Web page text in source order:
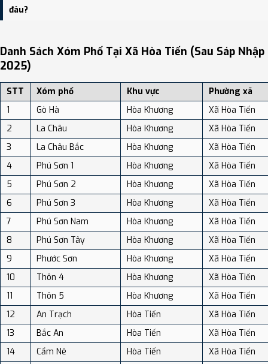
dân số: Khoảng 589.12 người/km²
đâu?
địa điểm tại: VReview.vn - Nền tảng review địa điểm, dịch vụ và du
lịch uy tín tại Việt Nam.
Danh Sách Xóm Phố Tại Xã Hòa Tiến (sau Sáp Nhập
2025)
STT Xóm phố Khu vực
Phường xã
1
Gò Hà Hòa Khương
Xã Hòa Tiến
2
La Châu Hòa Khương
Xã Hòa Tiến
3
La Châu Bắc Hòa Khương
Xã Hòa Tiến
4
Phú Sơn 1 Hòa Khương
Xã Hòa Tiến
5
Phú Sơn 2 Hòa Khương
Xã Hòa Tiến
6
Phú Sơn 3 Hòa Khương
Xã Hòa Tiến
7
Phú Sơn Nam Hòa Khương
Xã Hòa Tiến
8
Phú Sơn Tây Hòa Khương
Xã Hòa Tiến
9
Phước Sơn Hòa Khương
Xã Hòa Tiến
10
Thôn 4 Hòa Khương
Xã Hòa Tiến
11
Thôn 5 Hòa Khương
Xã Hòa Tiến
12
An Trạch Hòa Tiến
Xã Hòa Tiến
13
Bắc An Hòa Tiến
Xã Hòa Tiến
14
Cẩm Nê Hòa Tiến
Xã Hòa Tiến